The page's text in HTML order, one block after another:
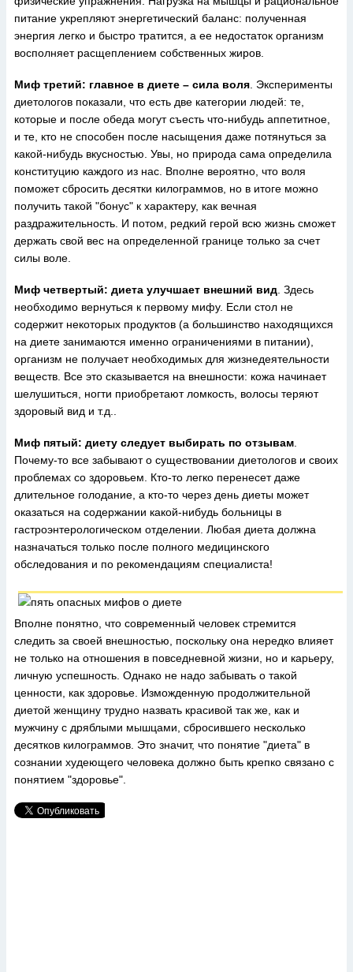
питание укрепляют энергетический баланс: полученная
энергия легко и быстро тратится, а ее недостаток организм
восполняет расщеплением собственных жиров.
Миф третий: главное в диете – сила воля . Эксперименты
диетологов показали, что есть две категории людей: те,
которые и после обеда могут съесть что-нибудь аппетитное,
и те, кто не способен после насыщения даже потянуться за
какой-нибудь вкусностью. Увы, но природа сама определила
конституцию каждого из нас. Вполне вероятно, что воля
поможет сбросить десятки килограммов, но в итоге можно
получить такой "бонус" к характеру, как вечная
раздражительность. И потом, редкий герой всю жизнь сможет
держать свой вес на определенной границе только за счет
силы воле.
Миф четвертый: диета улучшает внешний вид . Здесь
необходимо вернуться к первому мифу. Если стол не
содержит некоторых продуктов (а большинство находящихся
на диете занимаются именно ограничениями в питании),
организм не получает необходимых для жизнедеятельности
веществ. Все это сказывается на внешности: кожа начинает
шелушиться, ногти приобретают ломкость, волосы теряют
здоровый вид и т.д..
Миф пятый: диету следует выбирать по отзывам
Почему-то все забывают о существовании диетологов и своих
проблемах со здоровьем. Кто-то легко перенесет даже
длительное голодание, а кто-то через день диеты может
оказаться на содержании какой-нибудь больницы в
гастроэнтерологическом отделении. Любая диета должна
назначаться только после полного медицинского
обследования и по рекомендациям специалиста!
Вполне понятно, что современный человек стремится
следить за своей внешностью, поскольку она нередко влияет
не только на отношения в повседневной жизни, но и карьеру,
личную успешность. Однако не надо забывать о такой
ценности, как здоровье. Изможденную продолжительной
диетой женщину трудно назвать красивой так же, как и
мужчину с дряблыми мышцами, сбросившего несколько
десятков килограммов. Это значит, что понятие "диета" в
сознании худеющего человека должно быть крепко связано с
понятием "здоровье".